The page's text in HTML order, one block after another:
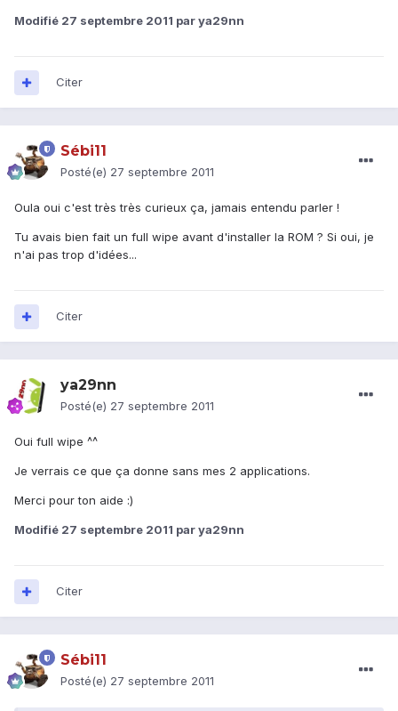
Modifié 27 septembre 2011 par ya29nn
Citer
Sébi11
Posté(e) 27 septembre 2011
Oula oui c'est très très curieux ça, jamais entendu parler !
Tu avais bien fait un full wipe avant d'installer la ROM ? Si oui, je
n'ai pas trop d'idées...
Citer
ya29nn
Posté(e) 27 septembre 2011
Oui full wipe ^^
Je verrais ce que ça donne sans mes 2 applications.
Merci pour ton aide :)
Modifié 27 septembre 2011 par ya29nn
Citer
Sébi11
Posté(e) 27 septembre 2011